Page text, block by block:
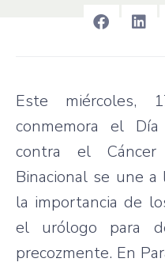
Este miércoles,
conmemora el
contra el
Binacional se une a
la importancia de
el urólogo para
precozmente. En